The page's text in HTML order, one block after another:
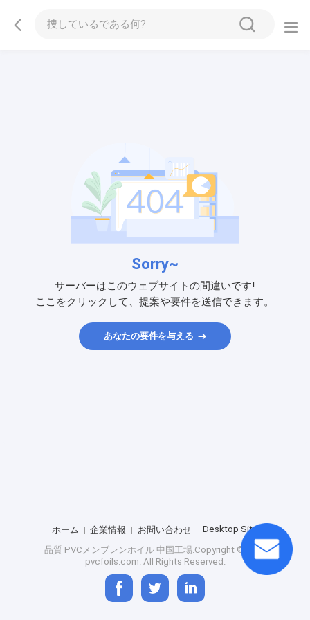
Sorry~
サーバーはこのウェブサイトの間違いです!
ここをクリックして、提案や要件を送信できます。
あなたの要件を与える
ホーム 企業情報 お問い合わせ Desktop Site
品質 PVCメンブレンホイル 中国工場.Copyright © 2026
pvcfoils.com. All Rights Reserved.